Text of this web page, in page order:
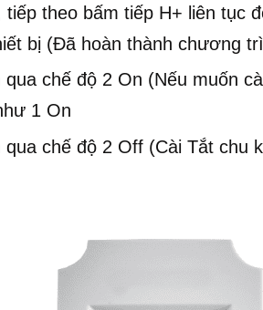
theo bấm tiếp H+ liên tục
bị (Đã hoàn thành chương
qua chế độ 2 On (Nếu muốn
1 On
qua chế độ 2 Off (Cài Tắt